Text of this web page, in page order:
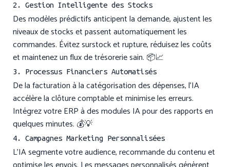
2. Gestion Intelligente des Stocks
Des modèles prédictifs anticipent la demande, ajustent les
niveaux de stocks et passent automatiquement les
commandes. Évitez surstock et rupture, réduisez les coûts
et maintenez un flux de trésorerie sain. 📦📈
3. Processus Financiers Automatisés
De la facturation à la catégorisation des dépenses, l’IA
accélère la clôture comptable et minimise les erreurs.
Intégrez votre ERP à des modules IA pour des rapports en
quelques minutes. 💰💡
4. Campagnes Marketing Personnalisées
L’IA segmente votre audience, recommande du contenu et